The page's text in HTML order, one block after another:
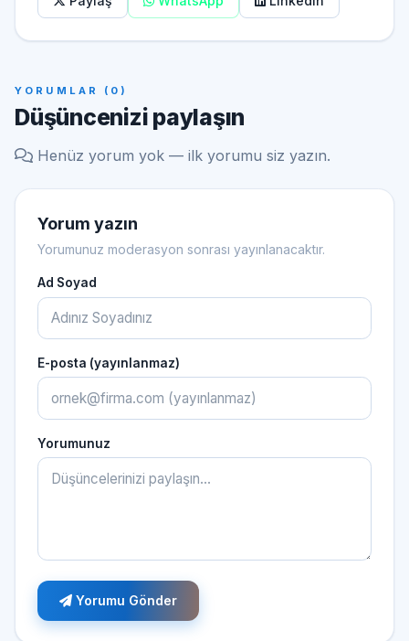
YORUMLAR (0)
Düşüncenizi paylaşın
Henüz yorum yok — ilk yorumu siz yazın.
Yorum yazın
Yorumunuz moderasyon sonrası yayınlanacaktır.
Ad Soyad
E-posta (yayınlanmaz)
Yorumunuz
Yorumu Gönder